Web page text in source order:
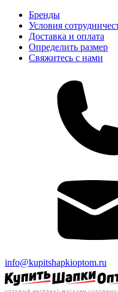
Бренды
Условия
Доставка и оплата
Определить размер
Свяжитесь с нами
info@kupitshapkioptom.ru